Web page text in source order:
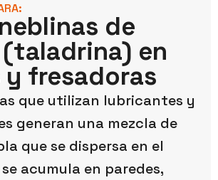
de
en
fresadoras
que utilizan lubricantes y
generan una mezcla de
que se dispersa en el
acumula en paredes,